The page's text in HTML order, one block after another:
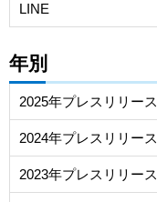
LINE
年別
2025年プレスリリース
2024年プレスリリース
2023年プレスリリース